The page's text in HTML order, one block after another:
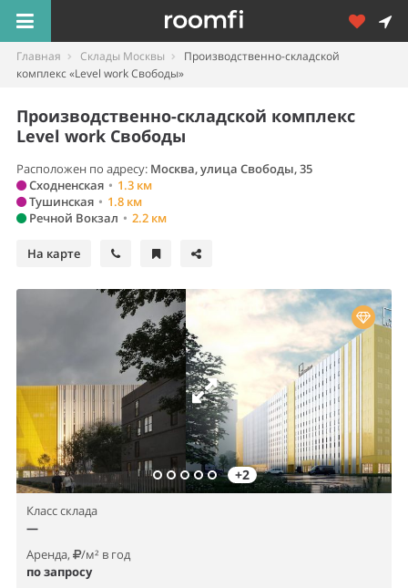
Главная Склады Москвы
Производственно-складской
комплекс «Level work Свободы»
Производственно-складской комплекс
Level work Свободы
Расположен по адресу: Москва,улица Свободы, 35
Сходненская • 1.3 км
Тушинская • 1.8 км
Речной Вокзал • 2.2 км
На карте
+2
Класс склада
—
Аренда,
/м² в год
по запросу